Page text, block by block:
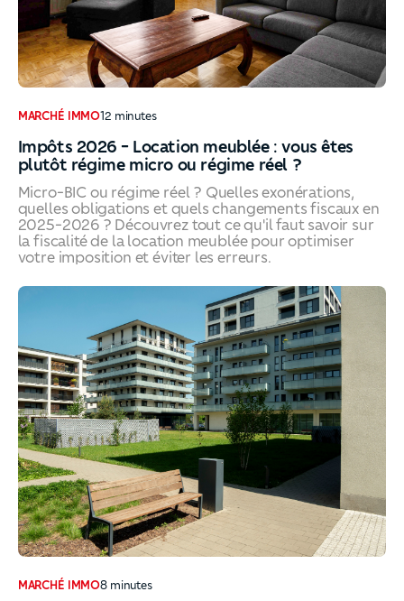
MARCHÉ IMMO12 minutes
Impôts 2026 - Location meublée : vous êtes
plutôt régime micro ou régime réel ?
Micro-BIC ou régime réel ? Quelles exonérations,
quelles obligations et quels changements fiscaux en
2025-2026 ? Découvrez tout ce qu'il faut savoir sur
la fiscalité de la location meublée pour optimiser
votre imposition et éviter les erreurs.
MARCHÉ IMMO8 minutes